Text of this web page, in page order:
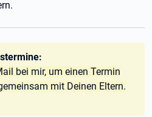
bei mir, um einen Termin
mit Deinen Eltern.